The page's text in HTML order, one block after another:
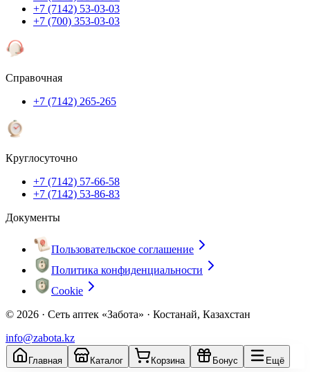
+7 (7142) 53-03-03
+7 (700) 353-03-03
Справочная
+7 (7142) 265-265
Круглосуточно
+7 (7142) 57-66-58
+7 (7142) 53-86-83
Документы
Пользовательское соглашение
Политика конфиденциальности
Cookie
© 2026 · Сеть аптек «Забота» · Костанай, Казахстан
info@zabota.kz
Главная Каталог Корзина Бонус Ещё